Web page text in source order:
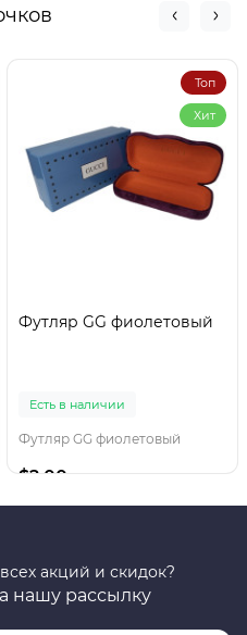
Топ
Хит
Футляр GG фиолетовый
Есть в наличии
Футляр GG фиолетовый
$2.00
акций и скидок?
нашу рассылку